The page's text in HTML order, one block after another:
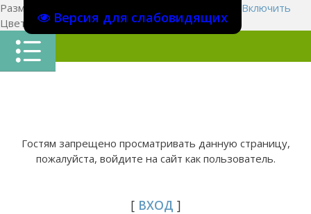
Версия для слабовидящих
Размер шрифта:
Включить
Цвет сайтаЦ Ц Ц Х
Гостям запрещено просматривать данную страницу,
пожалуйста, войдите на сайт как пользователь.
[ ВХОД ]